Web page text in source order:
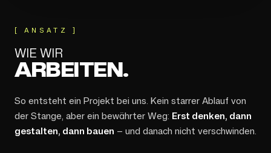
[ ANSATZ ]
WIE WIR
ARBEITEN.
So entsteht ein Projekt bei uns. Kein starrer Ablauf von
der Stange, aber ein bewährter Weg: Erst denken, dann
gestalten, dann bauen — und danach nicht verschwinden.